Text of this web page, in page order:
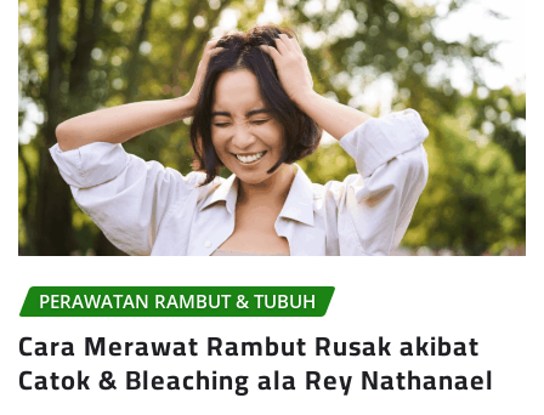
PERAWATAN RAMBUT & TUBUH
Cara Merawat Rambut Rusak akibat
Catok & Bleaching ala Rey Nathanael